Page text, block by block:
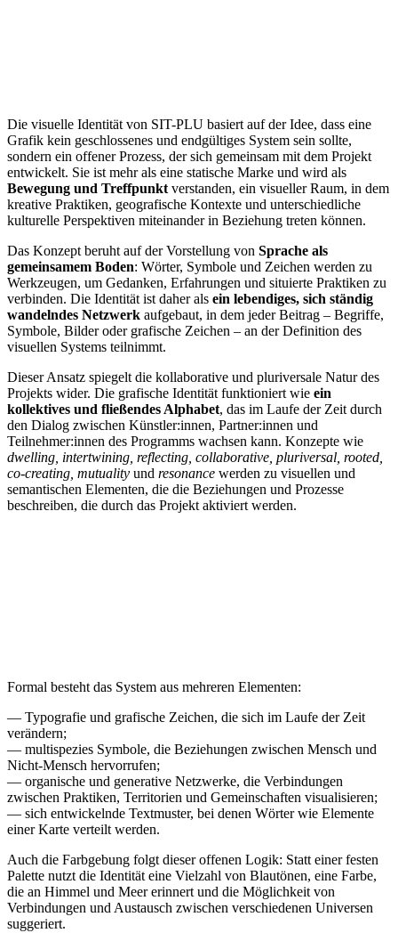
Die visuelle Identität von SIT-PLU basiert auf der Idee, dass eine
Grafik kein geschlossenes und endgültiges System sein sollte,
sondern ein offener Prozess, der sich gemeinsam mit dem Projekt
entwickelt. Sie ist mehr als eine statische Marke und wird als
Bewegung und Treffpunkt verstanden, ein visueller Raum, in dem
kreative Praktiken, geografische Kontexte und unterschiedliche
kulturelle Perspektiven miteinander in Beziehung treten können.
Das Konzept beruht auf der Vorstellung von Sprache als
gemeinsamem Boden: Wörter, Symbole und Zeichen werden zu
Werkzeugen, um Gedanken, Erfahrungen und situierte Praktiken zu
verbinden. Die Identität ist daher als ein lebendiges, sich ständig
wandelndes Netzwerk aufgebaut, in dem jeder Beitrag – Begriffe,
Symbole, Bilder oder grafische Zeichen – an der Definition des
visuellen Systems teilnimmt.
Dieser Ansatz spiegelt die kollaborative und pluriversale Natur des
Projekts wider. Die grafische Identität funktioniert wie ein
kollektives und fließendes Alphabet, das im Laufe der Zeit durch
den Dialog zwischen Künstler:innen, Partner:innen und
Teilnehmer:innen des Programms wachsen kann. Konzepte wie
dwelling, intertwining, reflecting, collaborative, pluriversal, rooted,
co-creating, mutuality und resonance werden zu visuellen und
semantischen Elementen, die die Beziehungen und Prozesse
beschreiben, die durch das Projekt aktiviert werden.
Formal besteht das System aus mehreren Elementen:
— Typografie und grafische Zeichen, die sich im Laufe der Zeit
verändern;
— multispezies Symbole, die Beziehungen zwischen Mensch und
Nicht-Mensch hervorrufen;
— organische und generative Netzwerke, die Verbindungen
zwischen Praktiken, Territorien und Gemeinschaften visualisieren;
— sich entwickelnde Textmuster, bei denen Wörter wie Elemente
einer Karte verteilt werden.
Auch die Farbgebung folgt dieser offenen Logik: Statt einer festen
Palette nutzt die Identität eine Vielzahl von Blautönen, eine Farbe,
die an Himmel und Meer erinnert und die Möglichkeit von
Verbindungen und Austausch zwischen verschiedenen Universen
suggeriert.